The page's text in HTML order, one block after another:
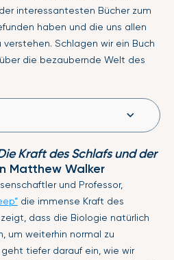
interessantesten Bücher zum
haben und die uns allen
Schlagen wir ein Buch
die bezaubernde Welt des
Kraft des Schlafs und der
Matthew Walker
und Professor,
die immense Kraft des
dass die Biologie natürlich
um weiterhin normal zu
tiefer darauf ein, wie wir